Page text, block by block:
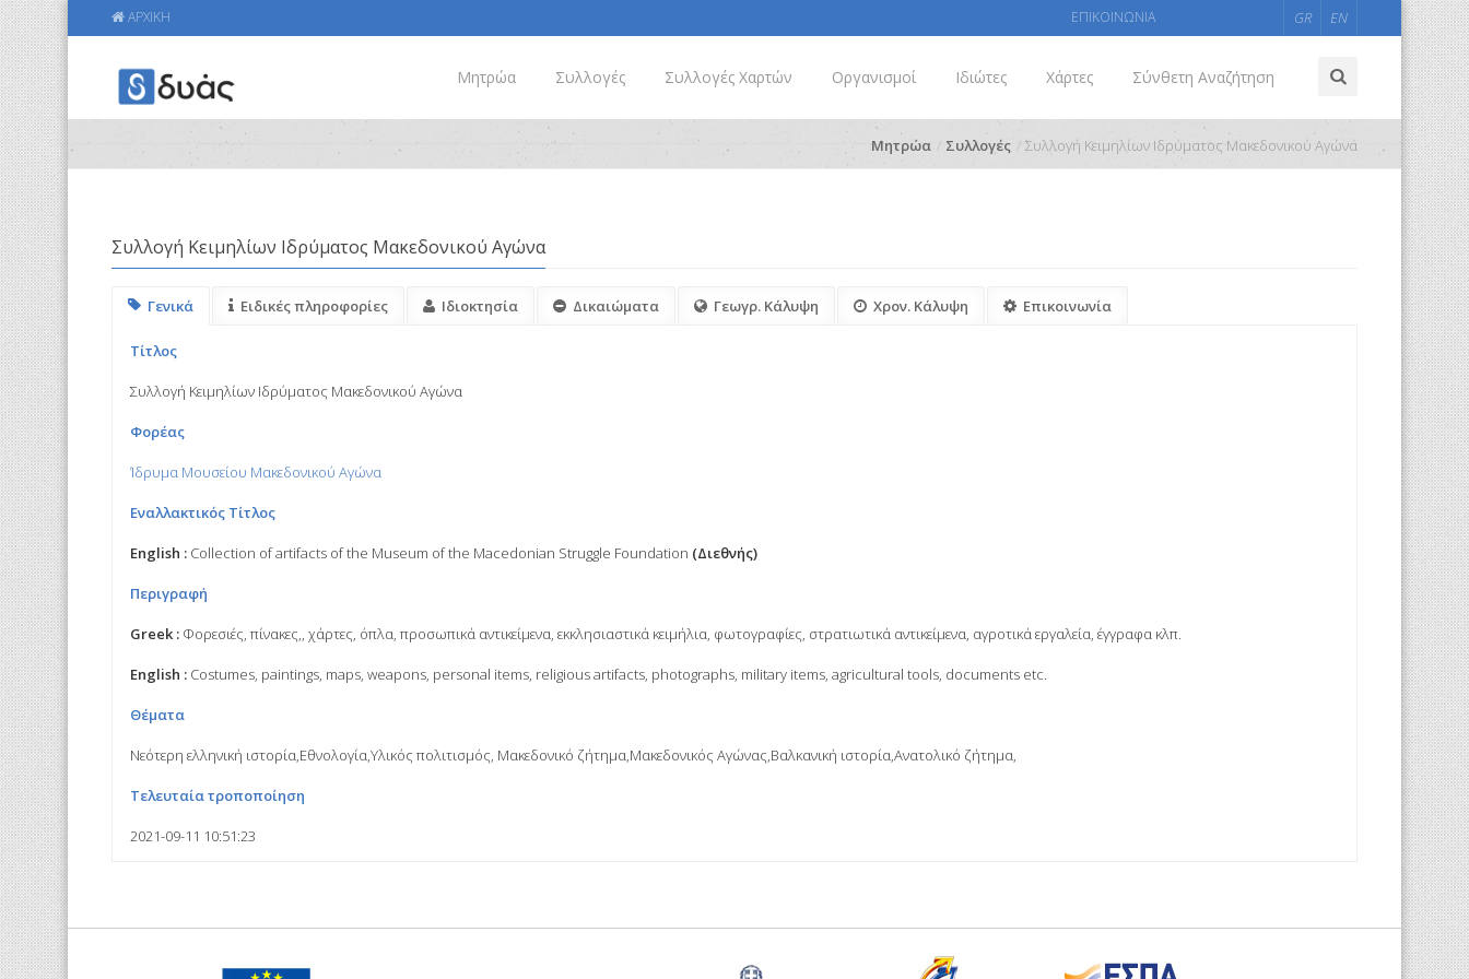
ΑΡΧΙΚΗ ΕΠΙΚΟΙΝΩΝΙΑ GR EN
Μητρώα Συλλογές Συλλογές Χαρτών Οργανισμοί Ιδιώτες Χάρτες Σύνθετη Αναζήτηση
Μητρώα Συλλογές Συλλογή Κειμηλίων Ιδρύματος Μακεδονικού Αγώνα
Συλλογή Κειμηλίων Ιδρύματος Μακεδονικού Αγώνα
Γενικά Ειδικές πληροφορίες Ιδιοκτησία Δικαιώματα Γεωγρ. Κάλυψη Χρον. Κάλυψη Επικοινωνία
Τίτλος
Συλλογή Κειμηλίων Ιδρύματος Μακεδονικού Αγώνα
Φορέας
Ίδρυμα Μουσείου Μακεδονικού Αγώνα
Εναλλακτικός Τίτλος
English : Collection of artifacts of the Museum of the Macedonian Struggle Foundation (Διεθνής)
Περιγραφή
Greek : Φορεσιές, πίνακες,, χάρτες, όπλα, προσωπικά αντικείμενα, εκκλησιαστικά κειμήλια, φωτογραφίες, στρατιωτικά αντικείμενα, αγροτικά εργαλεία, έγγραφα κλπ.
English : Costumes, paintings, maps, weapons, personal items, religious artifacts, photographs, military items, agricultural tools, documents etc.
Θέματα
Νεότερη ελληνική ιστορία,Εθνολογία,Υλικός πολιτισμός, Μακεδονικό ζήτημα,Μακεδονικός Αγώνας,Βαλκανική ιστορία,Ανατολικό ζήτημα,
Τελευταία τροποποίηση
2021-09-11 10:51:23